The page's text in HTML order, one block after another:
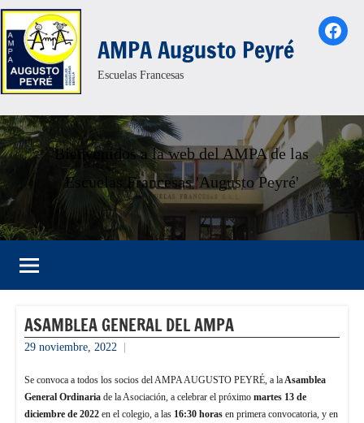
Saltar
al
contenido
AMPA Augusto Peyré
Escuelas Francesas
Bienvenidos a la web del AMPA de las
Escuelas Francesas 'Augusto Peyré'
ASAMBLEA GENERAL DEL AMPA
29 noviembre, 2022
Se convoca a todos los socios del AMPA AUGUSTO PEYRÉ, a laAsamblea
General Ordinaria de la Asociación, a celebrar el próximo martes 13 de
diciembre de 2022 en el colegio, a las 16:30 horas en primera convocatoria, y en